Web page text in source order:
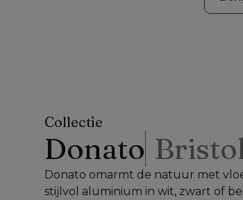
Collectie
Donato
Donato omarmt de natuur met
stijlvol aluminium in wit, zwart of